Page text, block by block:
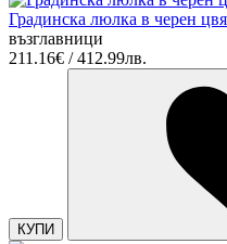
Градинска люлка в черен
възглавници
211.16€ / 412.99лв.
КУПИ